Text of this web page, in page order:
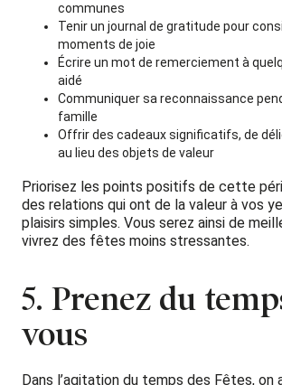
communes
Tenir un journal de gratitude pour
moments de joie
Écrire un mot de remerciement à
aidé
Communiquer sa reconnaissance
famille
Offrir des cadeaux significatifs, de
au lieu des objets de valeur
Priorisez les points positifs de cette
des relations qui ont de la valeur à vos
plaisirs simples. Vous serez ainsi de
vivrez des fêtes moins stressantes.
5. Prenez du
vous
Dans l’agitation du temps des Fêtes, on